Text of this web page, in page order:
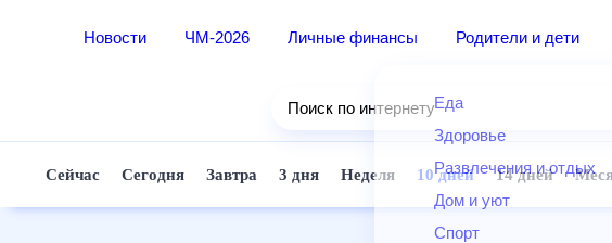
Новости ЧМ-2026 Личные финансы Родители и дети
Еда
Здоровье
Развлечения и отдых
Дом и уют
Спорт
Поиск по интернету
Сейчас Сегодня Завтра 3 дня Неделя 10 дней 14 дней